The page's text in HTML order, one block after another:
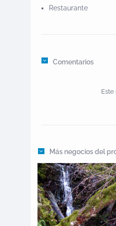
Restaurante
Comentarios
Más negocios del